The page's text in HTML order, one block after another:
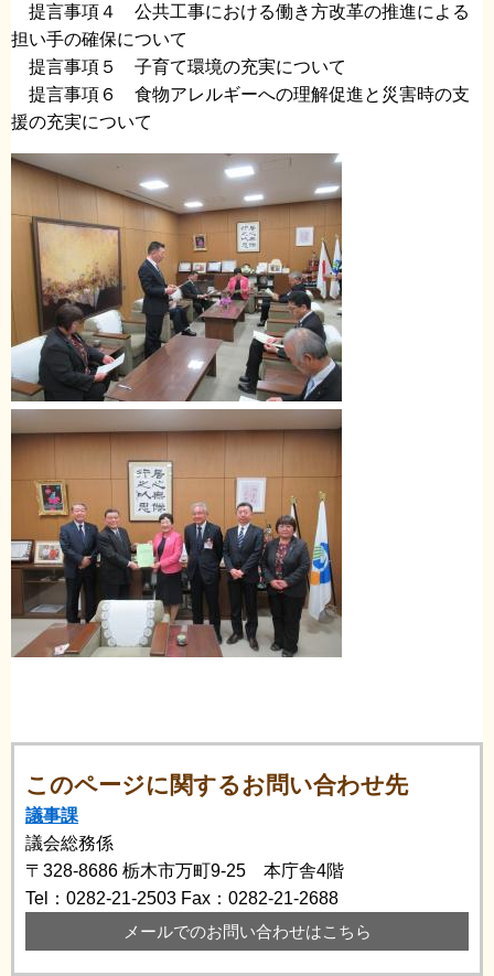
提言事項４ 公共工事における働き方改革の推進による
担い手の確保について
提言事項５ 子育て環境の充実について
提言事項６ 食物アレルギーへの理解促進と災害時の支
援の充実について
このページに関するお問い合わせ先
議事課
議会総務係
〒328-8686 栃木市万町9-25 本庁舎4階
Tel：0282-21-2503 Fax：0282-21-2688
メールでのお問い合わせはこちら